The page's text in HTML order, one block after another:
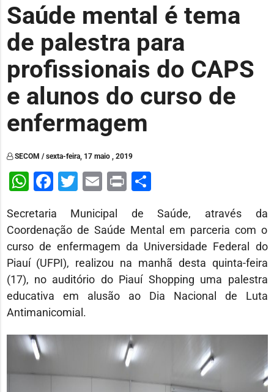
Saúde mental é tema
de palestra para
profissionais do CAPS
e alunos do curso de
enfermagem
SECOM / sexta-feira, 17 maio , 2019
WhatsApp
Facebook
Twitter
Email
PrintShare
Secretaria Municipal de Saúde, através da
Coordenação de Saúde Mental em parceria com o
curso de enfermagem da Universidade Federal do
Piauí (UFPI), realizou na manhã desta quinta-feira
(17), no auditório do Piauí Shopping uma palestra
educativa em alusão ao Dia Nacional de Luta
Antimanicomial.